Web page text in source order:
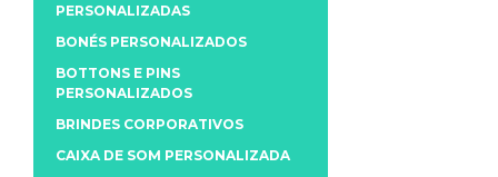
PERSONALIZADAS
BONÉS PERSONALIZADOS
BOTTONS E PINS
PERSONALIZADOS
BRINDES CORPORATIVOS
CAIXA DE SOM PERSONALIZADA